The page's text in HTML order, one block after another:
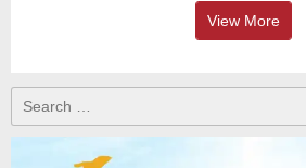
View More
for: